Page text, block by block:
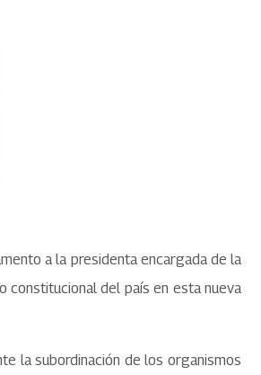
a la presidenta encargada de la
constitucional del país en esta nueva
la subordinación de los organismos